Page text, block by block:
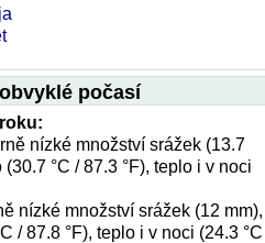
počasí
nízké množství srážek (13.7
°C / 87.3 °F), teplo i v noci
nízké množství srážek (12 mm),
/ 87.8 °F), teplo i v noci (24.3 °C